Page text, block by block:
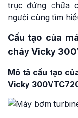
trục đứng chữa
người cùng tìm
Cấu tạo của
cháy Vicky
Mô tả cấu tạo
Vicky